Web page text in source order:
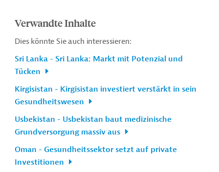
Verwandte Inhalte
Dies könnte Sie auch interessieren:
Sri Lanka - Sri Lanka: Markt mit Potenzial und
Tücken
Kirgisistan - Kirgisistan investiert verstärkt in sein
Gesundheitswesen
Usbekistan - Usbekistan baut medizinische
Grundversorgung massiv aus
Oman - Gesundheitssektor setzt auf private
Investitionen